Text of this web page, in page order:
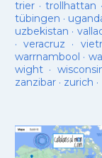
trier· trollhattan ·
tübingen ·
uzbekistan ·
· veracruz ·
warrnambool ·
wight·
zanzibar· zurich ·